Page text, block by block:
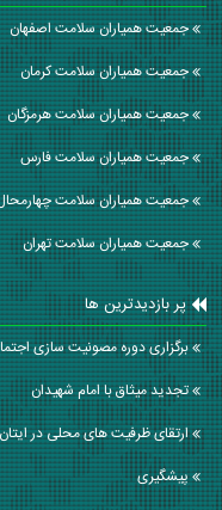
جمعیت همیاران سلامت اصفهان
جمعیت همیاران سلامت كرمان
جمعیت همیاران سلامت هرمزگان
جمعیت همیاران سلامت فارس
جمعیت همیاران سلامت
جمعیت همیاران سلامت تهران
پر بازدیدترین ها
برگزاری دوره مصونیت سازی
تجدید میثاق با امام شهیدان
ارتقای ظرفیت های محلی در
پیشگیری